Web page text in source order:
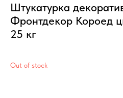
Штукатурка
Фронтдекор Короед
25 кг
Out of stock